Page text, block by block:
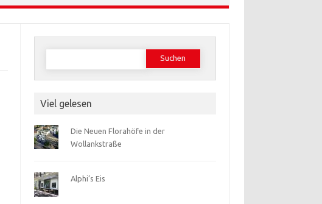
Suchen
Viel gelesen
Die Neuen Florahöfe in der
Wollankstraße
Alphi’s Eis